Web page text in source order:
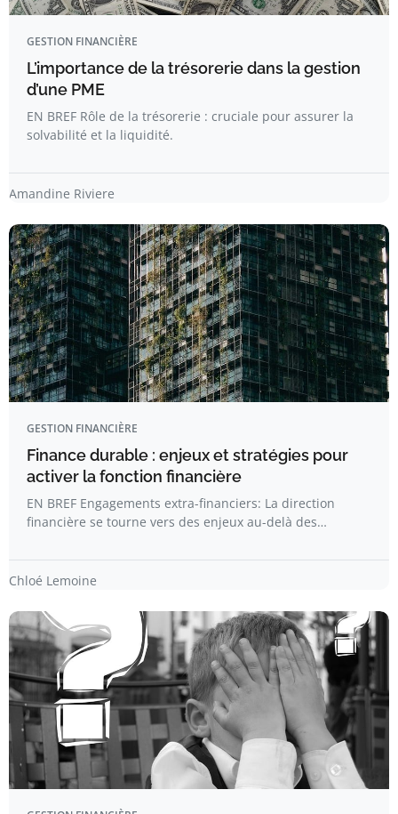
GESTION FINANCIÈRE
L’importance de la trésorerie dans la gestion
d’une PME
EN BREF Rôle de la trésorerie : cruciale pour assurer la
solvabilité et la liquidité.
Amandine Riviere
GESTION FINANCIÈRE
Finance durable : enjeux et stratégies pour
activer la fonction financière
EN BREF Engagements extra-financiers: La direction
financière se tourne vers des enjeux au-delà des…
Chloé Lemoine